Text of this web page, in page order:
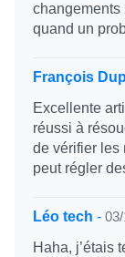
changements
quand un
François
Excellente
réussi à
de vérifier les
peut régler
Léo tech -
Haha, j’étais